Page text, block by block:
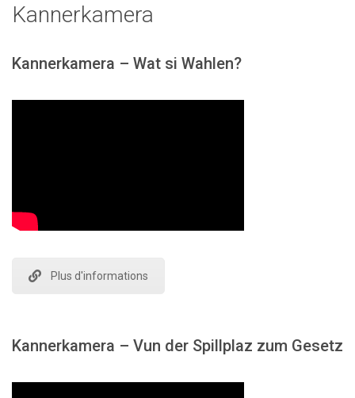
Kannerkamera
Kannerkamera – Wat si Wahlen?
Plus d'informations
Kannerkamera – Vun der Spillplaz zum Gesetz